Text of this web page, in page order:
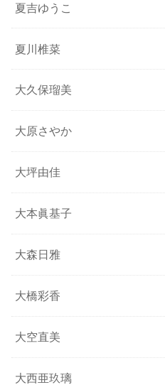
夏吉ゆうこ
夏川椎菜
大久保瑠美
大原さやか
大坪由佳
大本眞基子
大森日雅
大橋彩香
大空直美
大西亜玖璃